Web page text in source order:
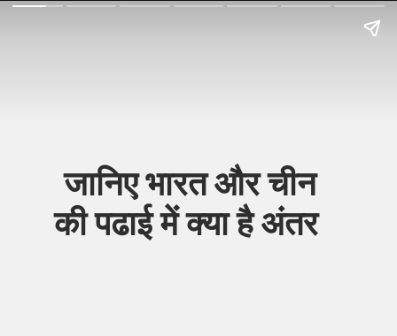
जानिए भारत और चीन
की पढाई में क्या है अंतर